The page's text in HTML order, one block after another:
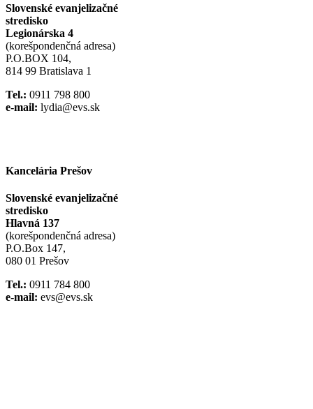
Slovenské evanjelizačné
stredisko
Legionárska 4
(korešpondenčná adresa)
P.O.BOX 104,
814 99 Bratislava 1
Tel.: 0911 798 800
e-mail: lydia@evs.sk
Kancelária Prešov
Slovenské evanjelizačné
stredisko
Hlavná 137
(korešpondenčná adresa)
P.O.Box 147,
080 01 Prešov
Tel.: 0911 784 800
e-mail: evs@evs.sk